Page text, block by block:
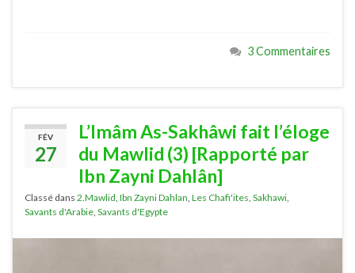
3 Commentaires
FÉV
27
L’Imâm As-Sakhâwi fait l’éloge
du Mawlid (3) [Rapporté par
Ibn Zayni Dahlân]
Classé dans 2.Mawlid Ibn Zayni Dahlan Les Chafi'ites Sakhawi
Savants d'Arabie Savants d'Egypte